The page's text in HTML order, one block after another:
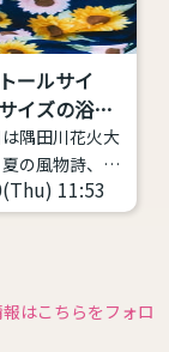
ズのトランス
するファッシ
Nissen - SMILE
ン スマイルラ
販老舗が展開
サイズ」の専
• ...
ールサイ
イズの浴衣
隅田川花火大
の風物詩、花
各地で浴衣の
ます。 浴衣
こそ着て欲し
の１つです。
るのが一番綺
11:53
はこちらをフォロ